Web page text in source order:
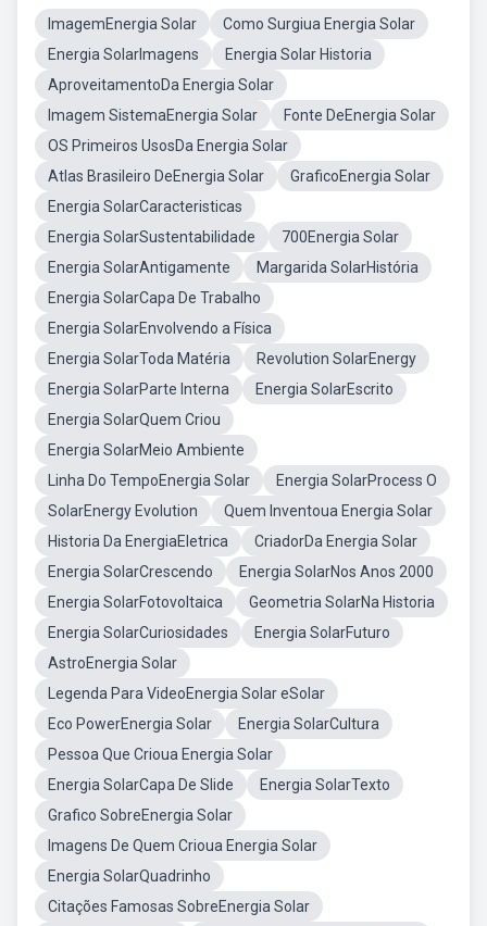
ImagemEnergia Solar
Como Surgiua Energia Solar
Energia SolarImagens
Energia Solar Historia
AproveitamentoDa Energia Solar
Imagem SistemaEnergia Solar
Fonte DeEnergia Solar
OS Primeiros UsosDa Energia Solar
Atlas Brasileiro DeEnergia Solar
GraficoEnergia Solar
Energia SolarCaracteristicas
Energia SolarSustentabilidade
700Energia Solar
Energia SolarAntigamente
Margarida SolarHistória
Energia SolarCapa De Trabalho
Energia SolarEnvolvendo a Física
Energia SolarToda Matéria
Revolution SolarEnergy
Energia SolarParte Interna
Energia SolarEscrito
Energia SolarQuem Criou
Energia SolarMeio Ambiente
Linha Do TempoEnergia Solar
Energia SolarProcess O
SolarEnergy Evolution
Quem Inventoua Energia Solar
Historia Da EnergiaEletrica
CriadorDa Energia Solar
Energia SolarCrescendo
Energia SolarNos Anos 2000
Energia SolarFotovoltaica
Geometria SolarNa Historia
Energia SolarCuriosidades
Energia SolarFuturo
AstroEnergia Solar
Legenda Para VideoEnergia Solar eSolar
Eco PowerEnergia Solar
Energia SolarCultura
Pessoa Que Crioua Energia Solar
Energia SolarCapa De Slide
Energia SolarTexto
Grafico SobreEnergia Solar
Imagens De Quem Crioua Energia Solar
Energia SolarQuadrinho
Citações Famosas SobreEnergia Solar